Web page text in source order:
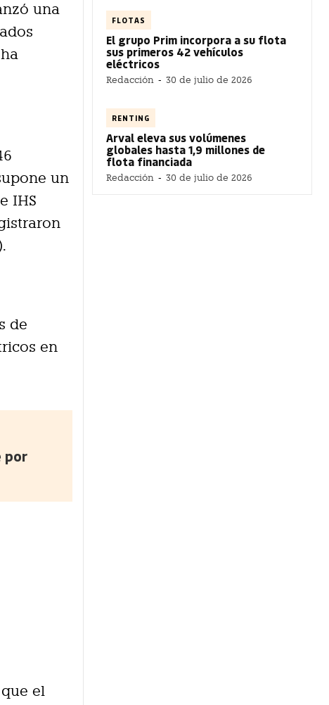
una
un
IHS
de
en
por
el
FLOTAS
El grupo Prim incorpora a su flota
sus primeros 42 vehículos
eléctricos
Redacción - 30 de julio de 2026
RENTING
Arval eleva sus volúmenes
globales hasta 1,9 millones de
flota financiada
Redacción - 30 de julio de 2026